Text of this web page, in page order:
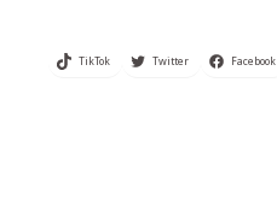
TikTok Twitter Facebook